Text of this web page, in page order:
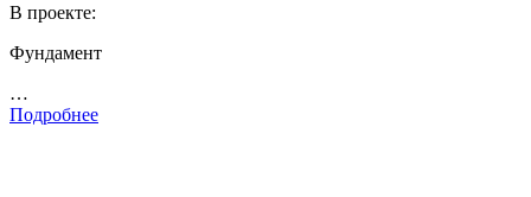
В проекте:
Фундамент
…
Подробнее